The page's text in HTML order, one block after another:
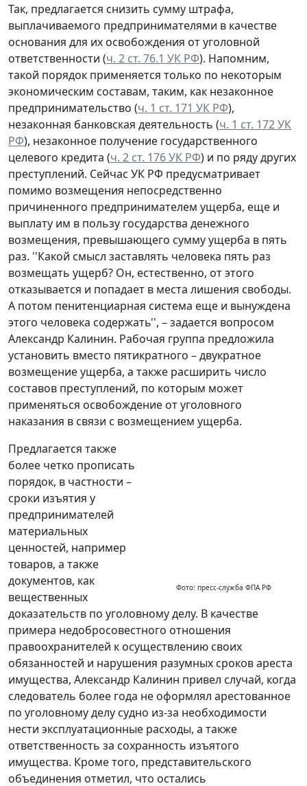
Так, предлагается снизить сумму штрафа,
выплачиваемого предпринимателями в качестве
основания для их освобождения от уголовной
ответственности (ч. 2 ст. 76.1 УК РФ). Напомним,
такой порядок применяется только по некоторым
экономическим составам, таким, как незаконное
предпринимательство (ч. 1 ст. 171 УК РФ),
незаконная банковская деятельность (ч. 1 ст. 172 УК
РФ), незаконное получение государственного
целевого кредита (ч. 2 ст. 176 УК РФ) и по ряду других
преступлений. Сейчас УК РФ предусматривает
помимо возмещения непосредственно
причиненного предпринимателем ущерба, еще и
выплату им в пользу государства денежного
возмещения, превышающего сумму ущерба в пять
раз. ''Какой смысл заставлять человека пять раз
возмещать ущерб? Он, естественно, от этого
отказывается и попадает в места лишения свободы.
А потом пенитенциарная система еще и вынуждена
этого человека содержать'', – задается вопросом
Александр Калинин. Рабочая группа предложила
установить вместо пятикратного – двукратное
возмещение ущерба, а также расширить число
составов преступлений, по которым может
применяться освобождение от уголовного
наказания в связи с возмещением ущерба.
Фото: пресс-служба ФПА РФ
Предлагается также
более четко прописать
порядок, в частности –
сроки изъятия у
предпринимателей
материальных
ценностей, например
товаров, а также
документов, как
вещественных
доказательств по уголовному делу. В качестве
примера недобросовестного отношения
правоохранителей к осуществлению своих
обязанностей и нарушения разумных сроков ареста
имущества, Александр Калинин привел случай, когда
следователь более года не оформлял арестованное
по уголовному делу судно из-за необходимости
нести эксплуатационные расходы, а также
ответственность за сохранность изъятого
имущества. Кроме того, представительского
объединения отметил, что остались